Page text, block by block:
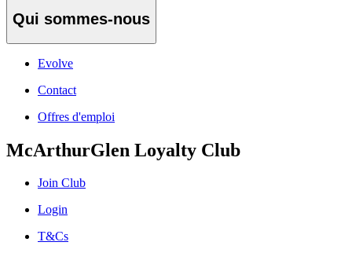
Qui sommes-nous
Evolve
Contact
Offres d'emploi
McArthurGlen Loyalty Club
Join Club
Login
T&Cs